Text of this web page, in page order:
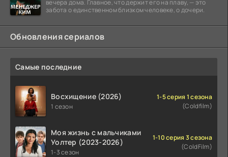
вечера дома. Главное, что держит его на плаву, — это
забота о единственном близком человеке, о дочери.
Обновления сериалов
Самые последние
Восхищение (2026)
1 сезон
1-5 серия 1 сезона
(Coldfilm)
Моя жизнь с мальчиками
Уолтер (2023-2026)
1-3 сезон
1-10 серия 3 сезона
(ColdFilm)